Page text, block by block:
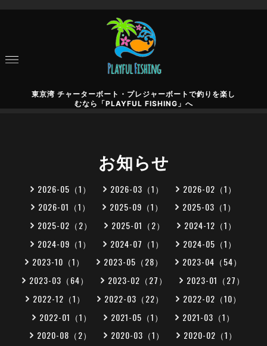
東京湾 チャーターボート・プレジャーボートで釣りを楽し
むなら「PLAYFUL FISHING」へ
お知らせ
2026-05（1） 2026-03（1）
2026-02（1）
2026-01（1）
2025-09（1）
2025-03（1）
2025-02（2）
2025-01（2）
2024-12（1）
2024-09（1）
2024-07（1）
2024-05（1）
2023-10（1）
2023-05（28）
2023-04（54）
2023-03（64）
2023-02（27）
2023-01（27）
2022-12（1）
2022-03（22）
2022-02（10）
2022-01（1）
2021-05（1）
2021-03（1）
2020-08（2）
2020-03（1）
2020-02（1）